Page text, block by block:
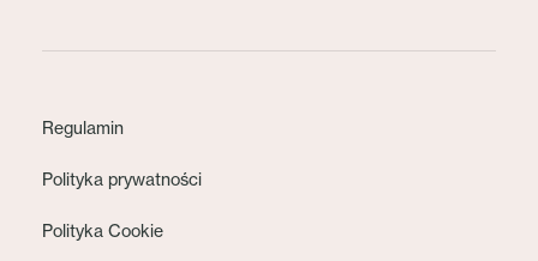
Regulamin
Polityka prywatności
Polityka Cookie